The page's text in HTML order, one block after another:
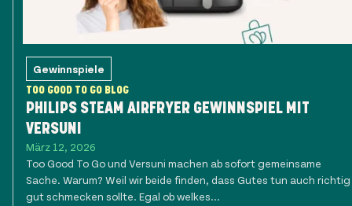
Gewinnspiele
TOO GOOD TO GO BLOG
PHILIPS STEAM AIRFRYER GEWINNSPIEL MIT
VERSUNI
März 12, 2026
Too Good To Go und Versuni machen ab sofort gemeinsame
Sache. Warum? Weil wir beide finden, dass Gutes tun auch richtig
gut schmecken sollte. Egal ob welkes...